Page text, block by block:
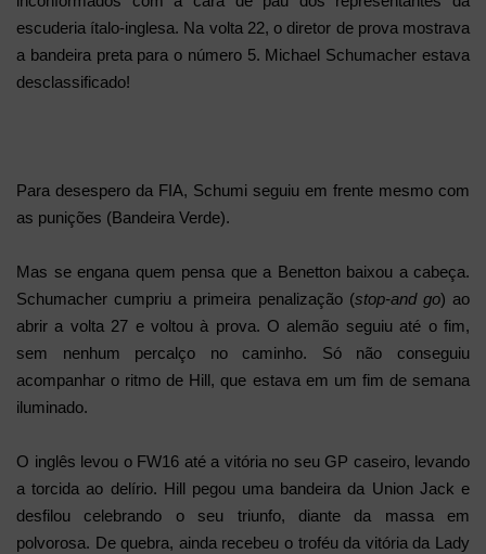
escuderia ítalo-inglesa. Na volta 22, o diretor de prova mostrava
a bandeira preta para o número 5. Michael Schumacher estava
desclassificado!
Para desespero da FIA, Schumi seguiu em frente mesmo com
as punições (Bandeira Verde).
Mas se engana quem pensa que a Benetton baixou a cabeça.
Schumacher cumpriu a primeira penalização (stop-and go) ao
abrir a volta 27 e voltou à prova. O alemão seguiu até o fim,
sem nenhum percalço no caminho. Só não conseguiu
acompanhar o ritmo de Hill, que estava em um fim de semana
iluminado.
O inglês levou o FW16 até a vitória no seu GP caseiro, levando
a torcida ao delírio. Hill pegou uma bandeira da Union Jack e
desfilou celebrando o seu triunfo, diante da massa em
polvorosa. De quebra, ainda recebeu o troféu da vitória da Lady